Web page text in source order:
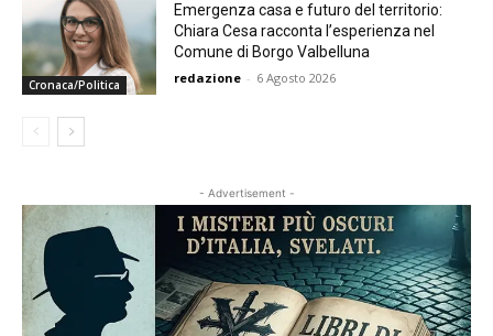
Cronaca/Politica
Emergenza casa e futuro del territorio:
Chiara Cesa racconta l’esperienza nel
Comune di Borgo Valbelluna
redazione - 6 Agosto 2026
- Advertisement -